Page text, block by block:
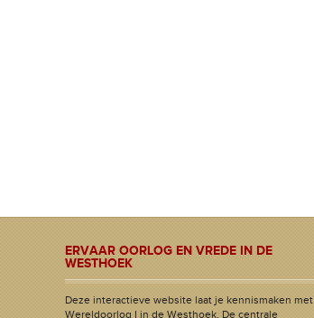
ERVAAR OORLOG EN VREDE IN DE
WESTHOEK
Deze interactieve website laat je kennismaken met
Wereldoorlog I in de Westhoek. De centrale